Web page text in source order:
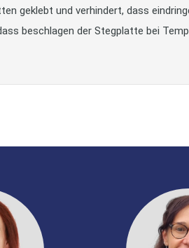
geklebt und verhindert, dass
beschlagen der Stegplatte bei